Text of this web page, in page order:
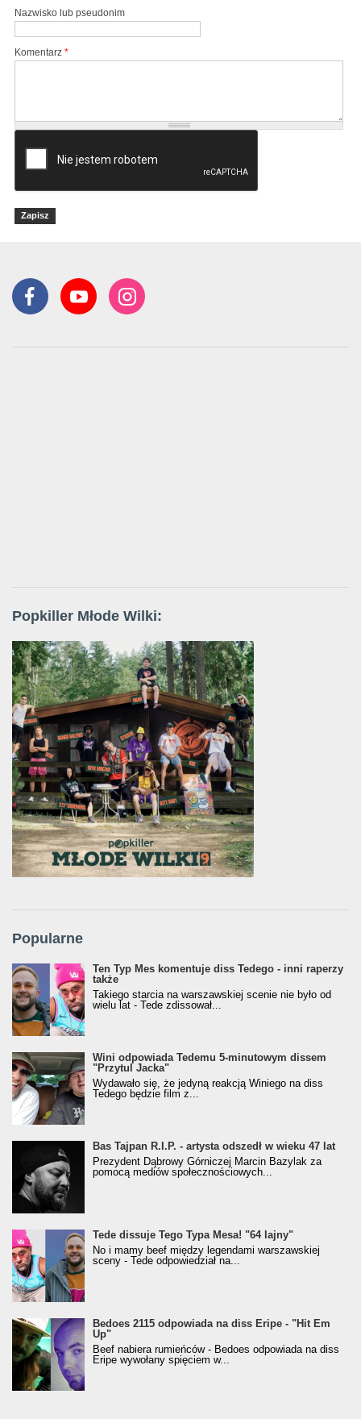
Nazwisko lub pseudonim
Komentarz *
Popkiller Młode Wilki:
Popularne
Ten Typ Mes komentuje diss Tedego - inni raperzy
także
Takiego starcia na warszawskiej scenie nie było od
wielu lat - Tede zdissował...
Wini odpowiada Tedemu 5-minutowym dissem
"Przytul Jacka"
Wydawało się, że jedyną reakcją Winiego na diss
Tedego będzie film z...
Bas Tajpan R.I.P. - artysta odszedł w wieku 47 lat
Prezydent Dąbrowy Górniczej Marcin Bazylak za
pomocą mediów społecznościowych...
Tede dissuje Tego Typa Mesa! "64 lajny"
No i mamy beef między legendami warszawskiej
sceny - Tede odpowiedział na...
Bedoes 2115 odpowiada na diss Eripe - "Hit Em
Up"
Beef nabiera rumieńców - Bedoes odpowiada na diss
Eripe wywołany spięciem w...